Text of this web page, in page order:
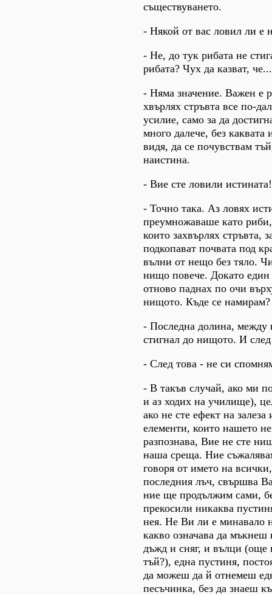
съществуването.
- Някой от вас ловил ли е
- Не, до тук рибата не
рибата? Чух да казват, че...
- Няма значение. Важен е
хвърлях стръвта все по-
усилие, само за да
много далече, без каквата
видя, да се почувствам
наистина.
- Вие сте ловили истината!
- Точно така. Аз ловях
преумножаваше като
които захвърлях стръвта,
подкопават почвата под
вълни от нещо без тяло.
нищо повече. Докато
отново паднах по очи
нищото. Къде се намирам?
- Последна долина, между
стигнал до нищото. И след
- След това - не си
- В такъв случай, ако ми
и аз ходих на училище),
ако не сте ефект на залеза
елементи, които нашето
разпознава, Вие не сте
наша среща. Ние
говоря от името на
последния лъч, свършва
ние ще продължим сами,
прекосили никаква
нея. Не Ви ли е минавало
какво означава да
дъжд и сняг, и вълци (още
тъй?), една пустиня,
да можеш да й отнемеш
песъчинка, без да знаеш